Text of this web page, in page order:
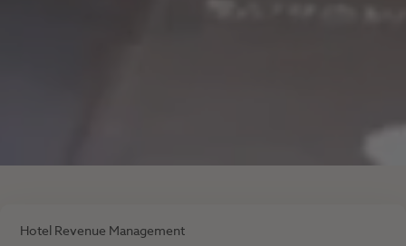
Hotel Revenue Management